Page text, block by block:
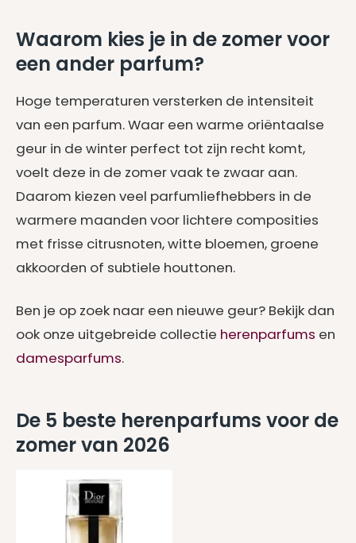
Waarom kies je in de zomer voor
een ander parfum?
Hoge temperaturen versterken de intensiteit
van een parfum. Waar een warme oriëntaalse
geur in de winter perfect tot zijn recht komt,
voelt deze in de zomer vaak te zwaar aan.
Daarom kiezen veel parfumliefhebbers in de
warmere maanden voor lichtere composities
met frisse citrusnoten, witte bloemen, groene
akkoorden of subtiele houttonen.
Ben je op zoek naar een nieuwe geur? Bekijk dan
ook onze uitgebreide collectie herenparfums en
damesparfums.
De 5 beste herenparfums voor de
zomer van 2026